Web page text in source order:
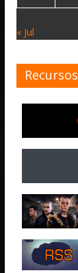
« Jul
Recursos